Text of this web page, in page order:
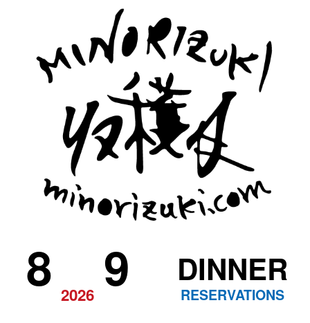
2026
8 9 RESERVATIONS
DINNER